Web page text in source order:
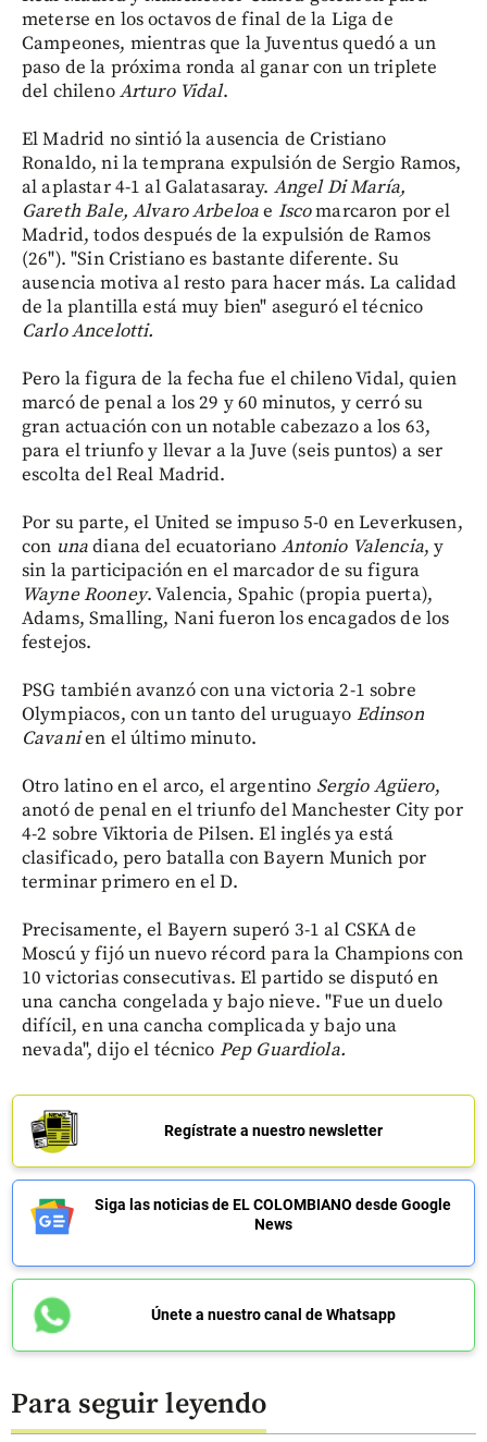
meterse en los octavos de final de la Liga de
Campeones, mientras que la Juventus quedó a un
paso de la próxima ronda al ganar con un triplete
del chilenoArturo Vidal.
El Madrid no sintió la ausencia de Cristiano
Ronaldo, ni la temprana expulsión de Sergio Ramos,
al aplastar 4-1 al Galatasaray. Angel Di María,
Gareth Bale, Alvaro Arbeloae Iscomarcaron por el
Madrid, todos después de la expulsión de Ramos
(26"). "Sin Cristiano es bastante diferente. Su
ausencia motiva al resto para hacer más. La calidad
de la plantilla está muy bien" aseguró el técnico
Carlo Ancelotti.
Pero la figura de la fecha fue el chileno Vidal, quien
marcó de penal a los 29 y 60 minutos, y cerró su
gran actuación con un notable cabezazo a los 63,
para el triunfo y llevar a la Juve (seis puntos) a ser
escolta del Real Madrid.
Por su parte, el United se impuso 5-0 en Leverkusen,
con unadiana del ecuatoriano Antonio Valencia, y
sin la participación en el marcador de su figura
WayneRooney. Valencia, Spahic (propia puerta),
Adams, Smalling, Nani fueron los encagados de los
festejos.
PSG también avanzó con una victoria 2-1 sobre
Olympiacos, con un tanto del uruguayo Edinson
Cavanien el último minuto.
Otro latino en el arco, el argentino Sergio Agüero,
anotó de penal en el triunfo del Manchester City por
4-2 sobre Viktoria de Pilsen. El inglés ya está
clasificado, pero batalla con Bayern Munich por
terminar primero en el D.
Precisamente, el Bayern superó 3-1 al CSKA de
Moscú y fijó un nuevo récord para la Champions con
10 victorias consecutivas. El partido se disputó en
una cancha congelada y bajo nieve. "Fue un duelo
difícil, en una cancha complicada y bajo una
nevada", dijo el técnico Pep Guardiola.
Regístrate a nuestro newsletter
Siga las noticias de EL COLOMBIANO desde Google
News
Únete a nuestro canal de Whatsapp
Para seguir leyendo